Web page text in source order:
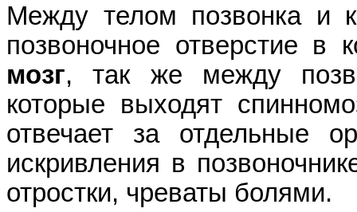
Между телом позвонка и
позвоночное отверстие в
мозг, так же между
которые выходят
отвечает за отдельные
искривления в
отростки, чреваты болями.